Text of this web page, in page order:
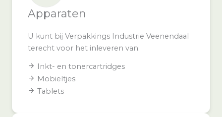
Apparaten
U kunt bij Verpakkings Industrie Veenendaal
terecht voor het inleveren van:
Inkt- en tonercartridges
Mobieltjes
Tablets